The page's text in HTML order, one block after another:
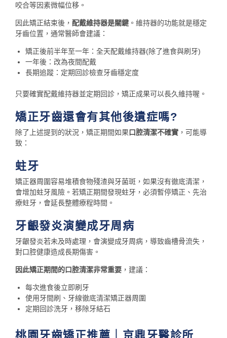
咬合等因素微幅位移。
因此矯正結束後， 配戴維持器是關鍵 。維持器的功能就是穩定
牙齒位置，通常醫師會建議：
矯正後前半年至一年：全天配戴維持器(除了進食與刷牙)
一年後：改為夜間配戴
長期追蹤：定期回診檢查牙齒穩定度
只要確實配戴維持器並定期回診，矯正成果可以長久維持喔。
矯正牙齒還會有其他後遺症嗎?
除了上述提到的狀況，矯正期間如果口腔清潔不確實 ，可能導
致：
蛀牙
矯正器周圍容易堆積食物殘渣與牙菌斑，如果沒有徹底清潔，
會增加蛀牙風險。若矯正期間發現蛀牙，必須暫停矯正、先治
療蛀牙，會延長整體療程時間。
牙齦發炎演變成牙周病
牙齦發炎若未及時處理，會演變成牙周病，導致齒槽骨流失，
對口腔健康造成長期傷害。
因此矯正期間的口腔清潔非常重要 ，建議：
每次進食後立即刷牙
使用牙間刷、牙線徹底清潔矯正器周圍
定期回診洗牙，移除牙結石
桃園牙齒矯正推薦｜京鼎牙醫診所